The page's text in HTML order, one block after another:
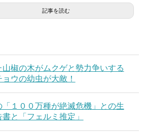
記事を読む
椒の木がムクゲと勢力争いする
ウの幼虫が大敵！
「１００万種が絶滅危機」との生
と「フェルミ推定」